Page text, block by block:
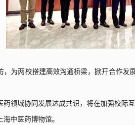
，为两校搭建高效沟通桥梁，掀开合作
药领域协同发展达成共识，将在加强校际
中医药博物馆。